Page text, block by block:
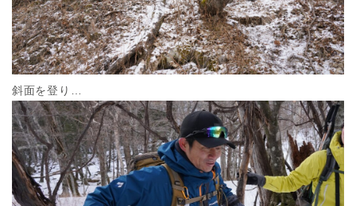
斜面を登り…